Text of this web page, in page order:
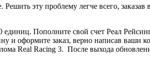
эту проблему легче всего, заказав
Пополните свой счет Реал Рейсинг
оформите заказ, верно написав ваши
Real Racing 3. После выхода